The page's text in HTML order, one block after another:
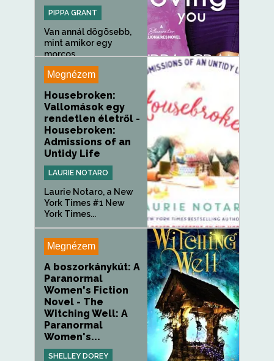
PIPPA GRANT
Van annál dögösebb,
mint amikor egy
morcos,...
Megnézem
Housebroken:
Vallomások egy
rendetlen életről -
Housebroken:
Admissions of an
Untidy Life
LAURIE NOTARO
Laurie Notaro, a New
York Times #1 New
York Times...
Megnézem
A boszorkánykút: A
Paranormal
Women's Fiction
Novel - The
Witching Well: A
Paranormal
Women's...
SHELLEY DOREY